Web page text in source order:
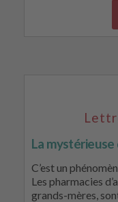
La mystérieuse
C’est un
Les pharmacies
grands-mères,